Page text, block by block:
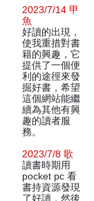
2023/7/14 甲
魚
好讀的出現，
使我重措對書
籍的興趣，它
提供了一個便
利的途徑來發
掘好書，希望
這個網站能繼
續為其他有興
趣的讀者服
務。
2023/7/8 歌
讀書時期用
pocket pc 看
書持資源發現
了好讀，然後